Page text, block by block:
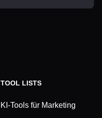
TOOL LISTS
KI-Tools für Marketing